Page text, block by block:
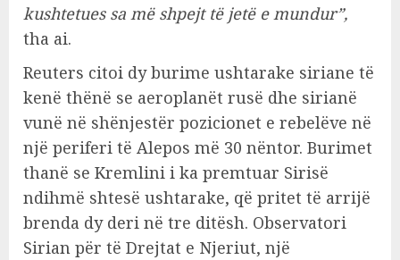
kushtetues sa më shpejt të jetë e mundur”,
tha ai.
Reuters citoi dy burime ushtarake siriane të
kenë thënë se aeroplanët rusë dhe sirianë
vunë në shënjestër pozicionet e rebelëve në
një periferi të Alepos më 30 nëntor. Burimet
thanë se Kremlini i ka premtuar Sirisë
ndihmë shtesë ushtarake, që pritet të arrijë
brenda dy deri në tre ditësh. Observatori
Sirian për të Drejtat e Njeriut, një